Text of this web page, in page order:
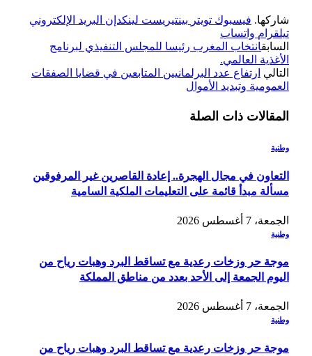
شاركها. فيسبوك تويتر بينتيريست لينكدإن البريد الإلكتروني
تيلقرام واتساب
السابقانتخاب المغرب رئيسا للمجلس التنفيذي لبرنامج
الأغذية العالمي.
التالي ارتفاع عدد البرلمانيين المتابعين في قضايا الصفقات
العمومية وتبديد الأموال
المقالات ذات الصلة
وطنية
التعاون في مجال الهجرة.. إعادة القاصرين غير المرفوقين
مسألة مبدأ قائمة على التعليمات الملكية السامية
الجمعة، 7 أغسطس 2026
وطنية
موجة حر وزخات رعدية مع تساقط البرد وهبات رياح من
اليوم الجمعة إلى الأحد بعدد من مناطق المملكة
الجمعة، 7 أغسطس 2026
وطنية
موجة حر وزخات رعدية مع تساقط البرد وهبات رياح من